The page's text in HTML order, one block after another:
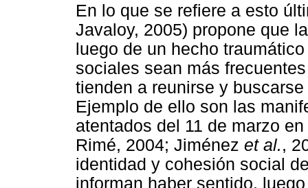
En lo que se refiere a esto
Javaloy, 2005) propone que
luego de un hecho
sociales sean más
tienden a reunirse y
Ejemplo de ello son las
atentados del 11 de marzo
Rimé, 2004; Jiménez et al.,
identidad y cohesión social
informan haber sentido,